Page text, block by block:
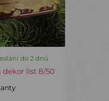
do 2 dnů
dekor list 8/50